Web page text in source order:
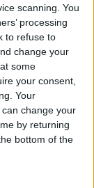
scanning. You
processing
to refuse to
change your
some
your consent,
Your
change your
by returning
bottom of the
le week-end
de l’année
s’agira de la
fera le week-
ne se
dérouleront les
milieu de